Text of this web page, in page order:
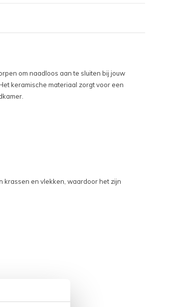
om naadloos aan te sluiten bij jouw
keramische materiaal zorgt voor een
krassen en vlekken, waardoor het zijn